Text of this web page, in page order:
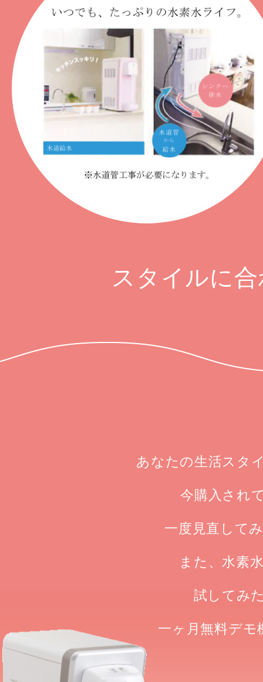
スタイルに
あなたの生活スタ
今購入され
一度見直して
また、水素
試してみ
一ヶ月無料デモ